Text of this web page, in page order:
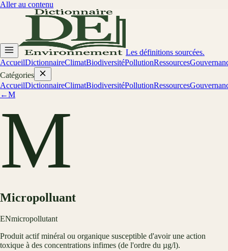
Aller au contenu
Les définitions sourcées.
AccueilDictionnaireClimatBiodiversitéPollutionRessources
Catégories
AccueilDictionnaireClimatBiodiversitéPollutionRessources
←M
M
Micropolluant
ENmicropollutant
Produit actif minéral ou organique susceptible d'avoir une action
toxique à des concentrations infimes (de l'ordre du µg/l).